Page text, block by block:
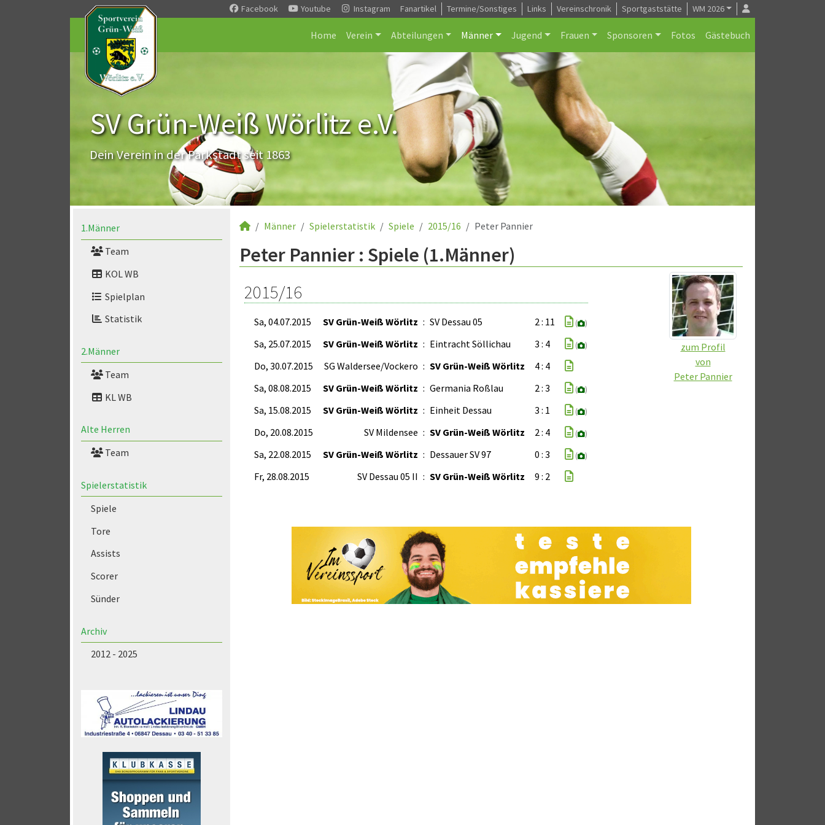
Facebook Youtube Instagram Fanartikel Termine/Sonstiges Links Vereinschronik Sportgaststätte WM 2026
Home Verein Abteilungen Männer Jugend Frauen Sponsoren Fotos Gästebuch
SV Grün-Weiß Wörlitz e.V.
Dein Verein in der Parkstadt seit 1863
1.Männer
Team
KOL WB
Spielplan
Statistik
2.Männer
Team
KL WB
Alte Herren
Team
Spielerstatistik
Spiele
Tore
Assists
Scorer
Sünder
Archiv
2012 - 2025
Männer Spielerstatistik Spiele 2015/16 Peter Pannier
Peter Pannier : Spiele (1.Männer)
zum Profil
von
Peter Pannier
2015/16
Sa, 04.07.2015 SV Grün-Weiß Wörlitz : SV Dessau 05 2 : 11 ( )
Sa, 25.07.2015 SV Grün-Weiß Wörlitz : Eintracht Söllichau 3 : 4 ( )
Do, 30.07.2015 SG Waldersee/Vockero : SV Grün-Weiß Wörlitz
4 : 4
Sa, 08.08.2015
SV Grün-Weiß Wörlitz : Germania Roßlau 2 : 3 ( )
Sa, 15.08.2015 SV Grün-Weiß Wörlitz : Einheit Dessau 3 : 1 ( )
Do, 20.08.2015 SV Mildensee : SV Grün-Weiß Wörlitz 2 : 4 ( )
Sa, 22.08.2015 SV Grün-Weiß Wörlitz : Dessauer SV 97 0 : 3 ( )
Fr, 28.08.2015 SV Dessau 05 II : SV Grün-Weiß Wörlitz 9 : 2